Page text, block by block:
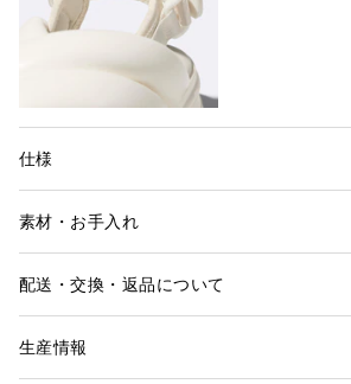
仕様
素材・お手入れ
配送・交換・返品について
生産情報